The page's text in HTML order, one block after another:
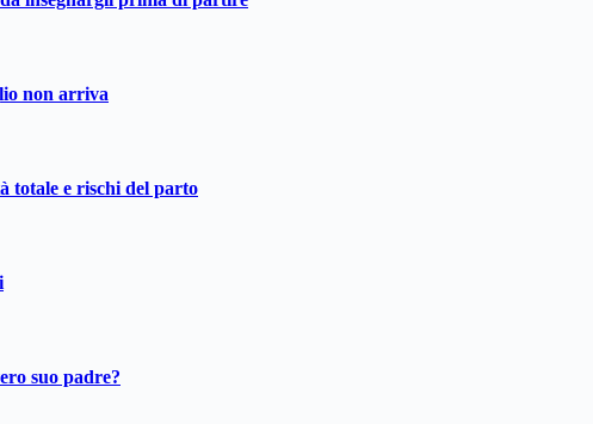
non arriva
totale e rischi del parto
suo padre?